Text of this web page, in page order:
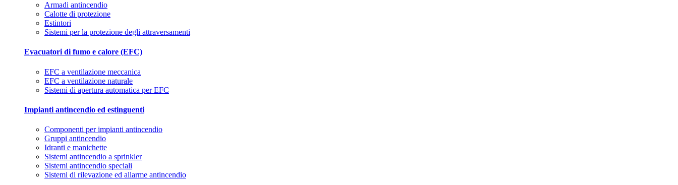
Armadi antincendio
Calotte di protezione
Estintori
Sistemi per la protezione degli attraversamenti
Evacuatori di fumo e calore (EFC)
EFC a ventilazione meccanica
EFC a ventilazione naturale
Sistemi di apertura automatica per EFC
Impianti antincendio ed estinguenti
Componenti per impianti antincendio
Gruppi antincendio
Idranti e manichette
Sistemi antincendio a sprinkler
Sistemi antincendio speciali
Sistemi di rilevazione ed allarme antincendio